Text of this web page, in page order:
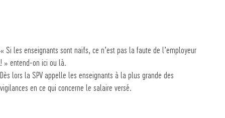
« Si les enseignants sont naïfs, ce n’est pas la faute de l’employeur
! » entend-on ici ou là.
Dès lors la SPV appelle les enseignants à la plus grande des
vigilances en ce qui concerne le salaire versé.